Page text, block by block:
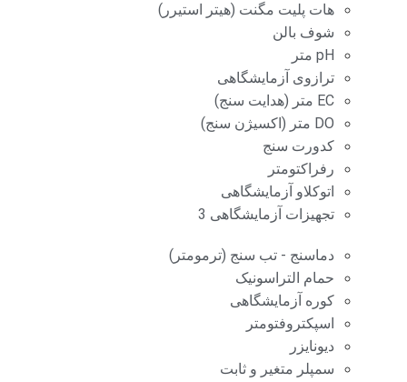
هات پلیت مگنت (هیتر استیرر)
شوف بالن
pH متر
ترازوی آزمایشگاهی
EC متر (هدایت سنج)
DO متر (اکسیژن سنج)
کدورت سنج
رفراکتومتر
اتوکلاو آزمایشگاهی
تجهیزات آزمایشگاهی 3
دماسنج - تب سنج (ترمومتر)
حمام التراسونیک
کوره آزمایشگاهی
اسپکتروفتومتر
دیونایزر
سمپلر متغیر و ثابت